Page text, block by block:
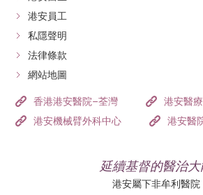
港安員工
私隱聲明
法律條款
網站地圖
香港港安醫院–荃灣
港安醫
港安機械臂外科中心
港安醫
延續基督的醫治大
港安屬下非牟利醫院